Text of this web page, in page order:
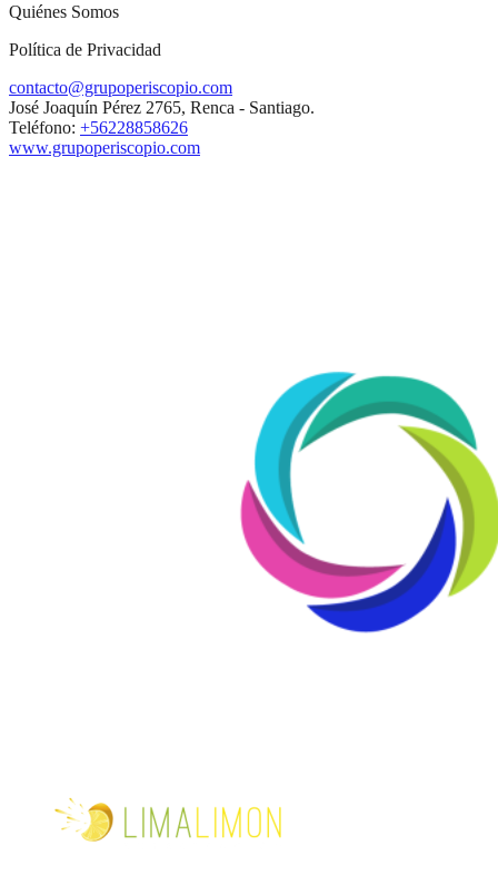
Quiénes Somos
Política de Privacidad
contacto@grupoperiscopio.com
José Joaquín Pérez 2765, Renca - Santiago.
Teléfono: +56228858626
www.grupoperiscopio.com